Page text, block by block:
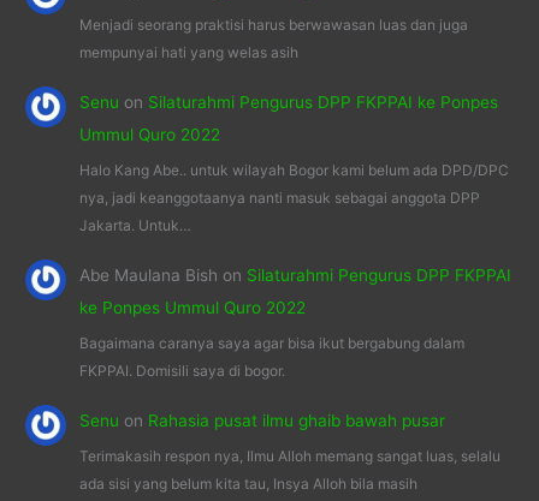
Menjadi seorang praktisi harus berwawasan luas dan juga
mempunyai hati yang welas asih
Senu on Silaturahmi Pengurus DPP FKPPAI ke Ponpes
Ummul Quro 2022
Halo Kang Abe.. untuk wilayah Bogor kami belum ada DPD/DPC
nya, jadi keanggotaanya nanti masuk sebagai anggota DPP
Jakarta. Untuk…
Abe Maulana Bish on Silaturahmi Pengurus DPP FKPPAI
ke Ponpes Ummul Quro 2022
Bagaimana caranya saya agar bisa ikut bergabung dalam
FKPPAI. Domisili saya di bogor.
Senu on Rahasia pusat ilmu ghaib bawah pusar
Terimakasih respon nya, Ilmu Alloh memang sangat luas, selalu
ada sisi yang belum kita tau, Insya Alloh bila masih